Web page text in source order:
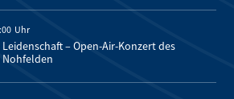
– Open-Air-Konzert des
Nohfelden